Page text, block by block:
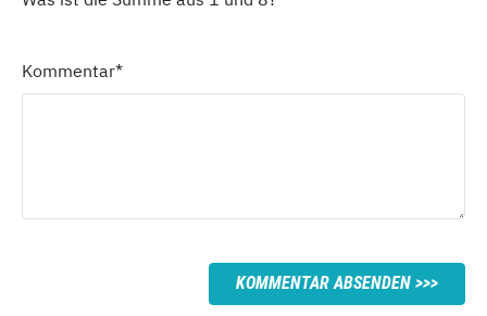
Kommentar*
KOMMENTAR ABSENDEN